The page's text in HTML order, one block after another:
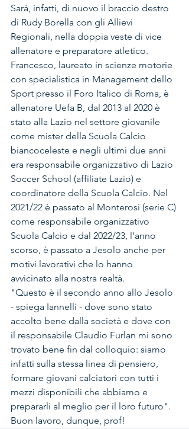
Sarà, infatti, di nuovo il braccio destro
di Rudy Borella con gli Allievi
Regionali, nella doppia veste di vice
allenatore e preparatore atletico.
Francesco, laureato in scienze motorie
con specialistica in Management dello
Sport presso il Foro Italico di Roma, è
allenatore Uefa B, dal 2013 al 2020 è
stato alla Lazio nel settore giovanile
come mister della Scuola Calcio
biancoceleste e negli ultimi due anni
era responsabile organizzativo di Lazio
Soccer School (affiliate Lazio) e
coordinatore della Scuola Calcio. Nel
2021/22 è passato al Monterosi (serie C)
come responsabile organizzativo
Scuola Calcio e dal 2022/23, l'anno
scorso, è passato a Jesolo anche per
motivi lavorativi che lo hanno
avvicinato alla nostra realtà.
"Questo è il secondo anno allo Jesolo
- spiega Iannelli - dove sono stato
accolto bene dalla società e dove con
il responsabile Claudio Furlan mi sono
trovato bene fin dal colloquio: siamo
infatti sulla stessa linea di pensiero,
formare giovani calciatori con tutti i
mezzi disponibili che abbiamo e
prepararli al meglio per il loro futuro".
Buon lavoro, dunque, prof!